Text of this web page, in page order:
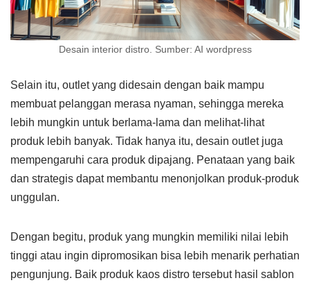
Desain interior distro. Sumber: AI wordpress
Selain itu, outlet yang didesain dengan baik mampu
membuat pelanggan merasa nyaman, sehingga mereka
lebih mungkin untuk berlama-lama dan melihat-lihat
produk lebih banyak. Tidak hanya itu, desain outlet juga
mempengaruhi cara produk dipajang. Penataan yang baik
dan strategis dapat membantu menonjolkan produk-produk
unggulan.
Dengan begitu, produk yang mungkin memiliki nilai lebih
tinggi atau ingin dipromosikan bisa lebih menarik perhatian
pengunjung. Baik produk kaos distro tersebut hasil sablon